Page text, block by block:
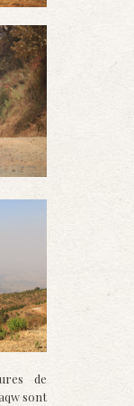
de
sont